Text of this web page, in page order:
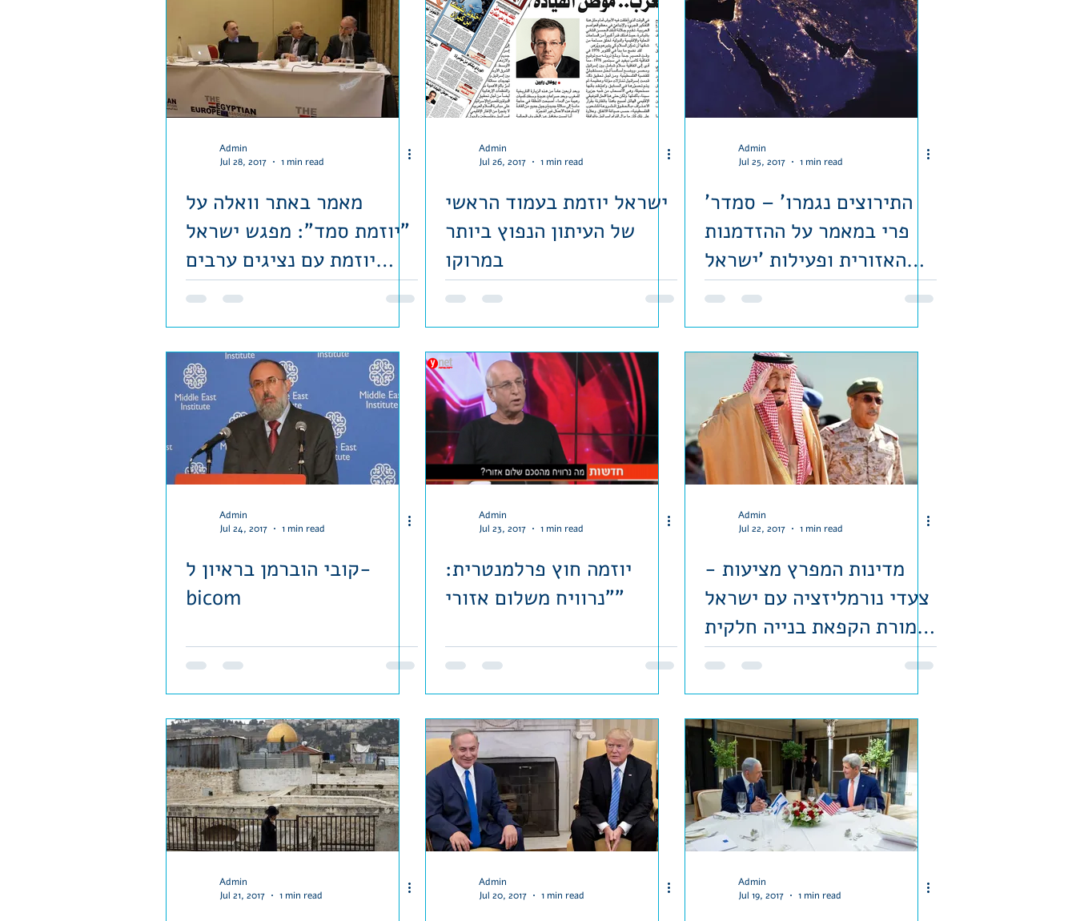
Admin
Jul 28, 2017
1 min read
מאמר באתר וואלה על
"יוזמת סמד": מפגש ישראל
יוזמת עם נציגים ערבים
בלונדון
Admin
Jul 26, 2017
1 min read
ישראל יוזמת בעמוד הראשי
של העיתון הנפוץ ביותר
במרוקו
Admin
Jul 25, 2017
1 min read
'התירוצים נגמרו' – סמדר
פרי במאמר על ההזדמנות
האזורית ופעילות 'ישראל
יוזמת'
Admin
Jul 24, 2017
1 min read
קובי הוברמן בראיון ל-
bicom
Admin
Jul 23, 2017
1 min read
יוזמה חוץ פרלמנטרית:
"נרוויח משלום אזורי"
Admin
Jul 22, 2017
1 min read
מדינות המפרץ מציעות -
צעדי נורמליזציה עם ישראל
תמורת הקפאת בנייה חלקית
בהתנחלויות
Admin
Jul 21, 2017
1 min read
Admin
Jul 20, 2017
1 min read
Admin
Jul 19, 2017
1 min read